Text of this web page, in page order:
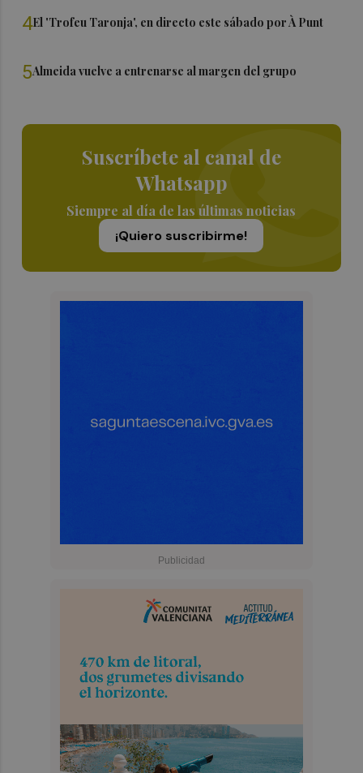
4El 'Trofeu Taronja', en directo este sábado por À Punt
5Almeida vuelve a entrenarse al margen del grupo
Suscríbete al canal de
Whatsapp
Siempre al día de las últimas noticias
¡Quiero suscribirme!